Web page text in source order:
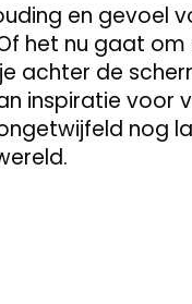
en gevoel
het nu gaat
achter de
inspiratie voor
nog